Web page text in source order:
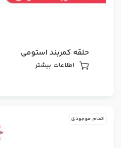
حلقه کمربند استومی
اطلاعات بیشتر
اتمام موجودی